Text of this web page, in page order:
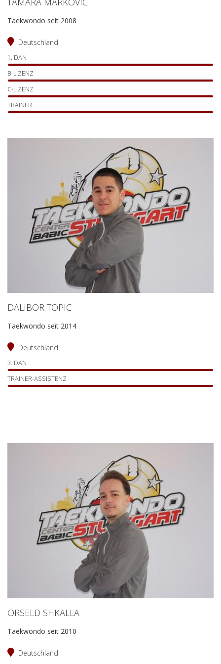
Taekwondo seit 2008
Deutschland
1. DAN
B-LIZENZ
C-LIZENZ
TRAINER
DALIBOR TOPIC
Taekwondo seit 2014
Deutschland
3. DAN
TRAINER-ASSISTENZ
ORSELD SHKALLA
Taekwondo seit 2010
Deutschland